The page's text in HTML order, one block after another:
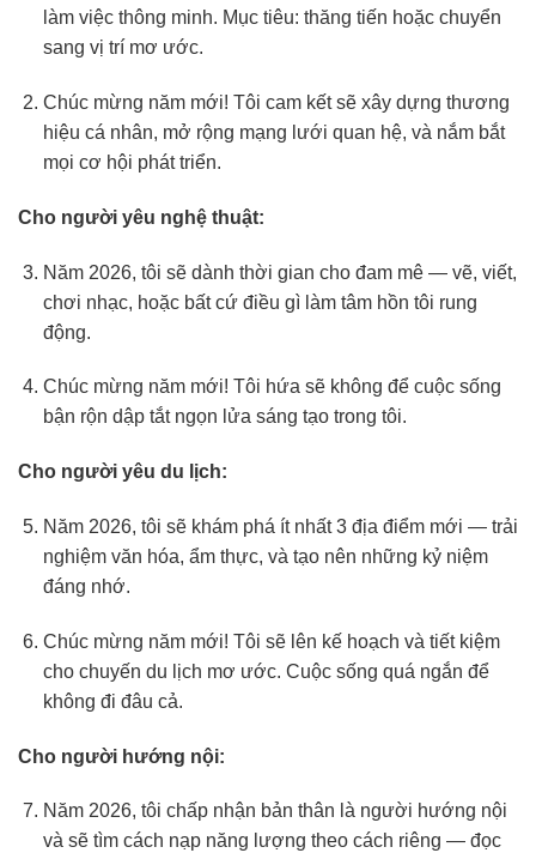
làm việc thông minh. Mục tiêu: thăng tiến hoặc chuyển
sang vị trí mơ ước.
Chúc mừng năm mới! Tôi cam kết sẽ xây dựng thương
hiệu cá nhân, mở rộng mạng lưới quan hệ, và nắm bắt
mọi cơ hội phát triển.
Cho người yêu nghệ thuật:
Năm 2026, tôi sẽ dành thời gian cho đam mê — vẽ, viết,
chơi nhạc, hoặc bất cứ điều gì làm tâm hồn tôi rung
động.
Chúc mừng năm mới! Tôi hứa sẽ không để cuộc sống
bận rộn dập tắt ngọn lửa sáng tạo trong tôi.
Cho người yêu du lịch:
Năm 2026, tôi sẽ khám phá ít nhất 3 địa điểm mới — trải
nghiệm văn hóa, ẩm thực, và tạo nên những kỷ niệm
đáng nhớ.
Chúc mừng năm mới! Tôi sẽ lên kế hoạch và tiết kiệm
cho chuyến du lịch mơ ước. Cuộc sống quá ngắn để
không đi đâu cả.
Cho người hướng nội:
Năm 2026, tôi chấp nhận bản thân là người hướng nội
và sẽ tìm cách nạp năng lượng theo cách riêng — đọc